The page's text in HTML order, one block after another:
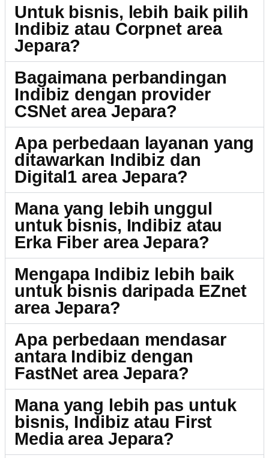
Untuk bisnis, lebih baik pilih
Indibiz atau Corpnet area
Jepara?
Bagaimana perbandingan
Indibiz dengan provider
CSNet area Jepara?
Apa perbedaan layanan yang
ditawarkan Indibiz dan
Digital1 area Jepara?
Mana yang lebih unggul
untuk bisnis, Indibiz atau
Erka Fiber area Jepara?
Mengapa Indibiz lebih baik
untuk bisnis daripada EZnet
area Jepara?
Apa perbedaan mendasar
antara Indibiz dengan
FastNet area Jepara?
Mana yang lebih pas untuk
bisnis, Indibiz atau First
Media area Jepara?